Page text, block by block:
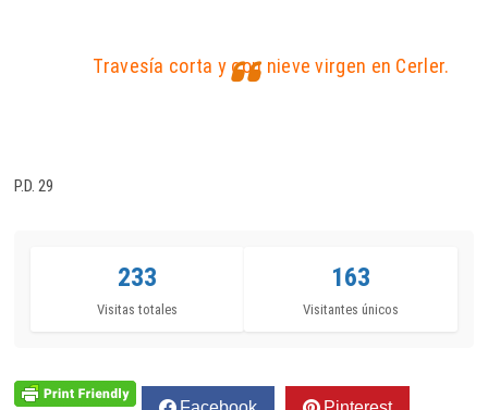
Travesía corta y con nieve virgen en Cerler.
P.D. 29
233
Visitas totales
163
Visitantes únicos